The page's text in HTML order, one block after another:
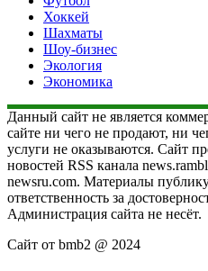
Хоккей
Шахматы
Шоу-бизнес
Экология
Экономика
Данный сайт не является
сайте ни чего не продают, ни
услуги не оказываются. Сайт
новостей RSS канала
newsru.com. Материалы
ответственность за
Администрация сайта не несёт.
Сайт от bmb2 @ 2024